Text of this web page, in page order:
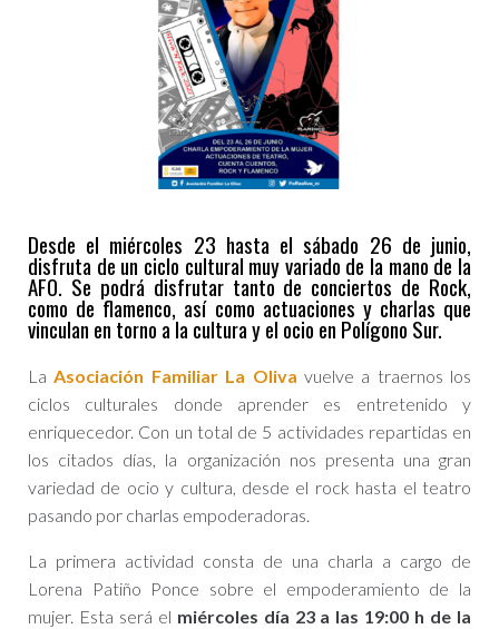
Desde el miércoles 23 hasta el sábado 26 de junio,
disfruta de un ciclo cultural muy variado de la mano de la
AFO. Se podrá disfrutar tanto de conciertos de Rock,
como de flamenco, así como actuaciones y charlas que
vinculan en torno a la cultura y el ocio en Polígono Sur.
LaAsociación Familiar La Oliva vuelve a traernos los
ciclos culturales donde aprender es entretenido y
enriquecedor. Con un total de 5 actividades repartidas en
los citados días, la organización nos presenta una gran
variedad de ocio y cultura, desde el rock hasta el teatro
pasando por charlas empoderadoras.
La primera actividad consta de una charla a cargo de
Lorena Patiño Ponce sobre el empoderamiento de la
mujer. Esta será el miércoles día 23 a las 19:00 h de la